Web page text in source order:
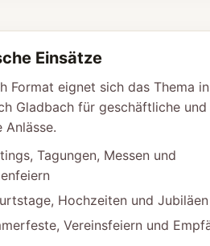
Einsätze
Format eignet sich das Thema in
Gladbach für geschäftliche und
Anlässe.
Tagungen, Messen und
Hochzeiten und Jubiläen
Vereinsfeiern und